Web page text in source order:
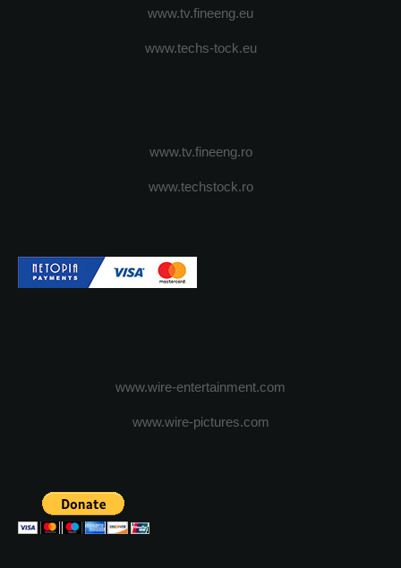
www.tv.fineeng.eu
www.techs-tock.eu
www.tv.fineeng.ro
www.techstock.ro
www.wire-entertainment.com
www.wire-pictures.com